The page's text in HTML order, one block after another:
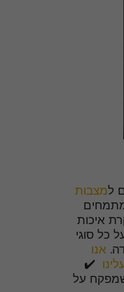
למצבות
איכות
כל סוגי
אנו
✔️
שמפקח על